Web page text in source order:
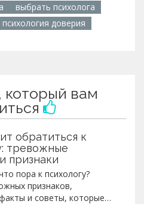
выбрать психолога
психология доверия
вам
обратиться к
тревожные
признаки
пора к психологу?
признаков,
и советы, которые